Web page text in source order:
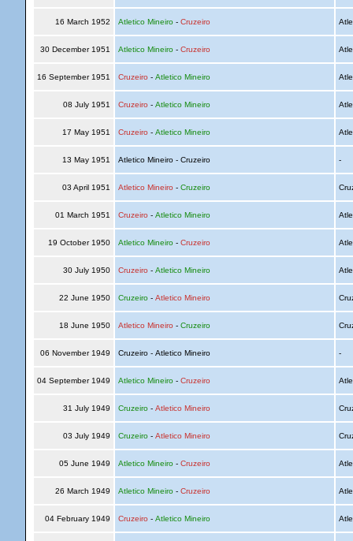
16 March 1952 Atletico Mineiro- Cruzeiro
30 December 1951 Atletico Mineiro- Cruzeiro
16 September 1951 Cruzeiro - Atletico Mineiro
08 July 1951 Cruzeiro - Atletico Mineiro
17 May 1951 Cruzeiro - Atletico Mineiro
13 May 1951 Atletico Mineiro - Cruzeiro -
03 April 1951 Atletico Mineiro - Cruzeiro
01 March 1951 Cruzeiro - Atletico Mineiro
19 October 1950 Atletico Mineiro- Cruzeiro
30 July 1950 Cruzeiro - Atletico Mineiro
22 June 1950 Cruzeiro- Atletico Mineiro
18 June 1950 Atletico Mineiro - Cruzeiro
06 November 1949 Cruzeiro - Atletico Mineiro -
04 September 1949 Atletico Mineiro- Cruzeiro
31 July 1949 Cruzeiro- Atletico Mineiro
03 July 1949 Cruzeiro- Atletico Mineiro
05 June 1949 Atletico Mineiro- Cruzeiro
26 March 1949 Atletico Mineiro- Cruzeiro
04 February 1949 Cruzeiro - Atletico Mineiro